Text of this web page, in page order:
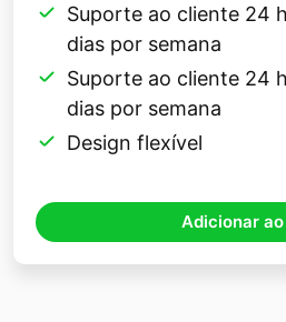
Suporte ao cliente 24
dias por semana
Suporte ao cliente 24
dias por semana
Design flexível
Adicionar